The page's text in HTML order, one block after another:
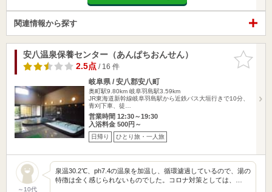
関連情報から探す
お気に入
りに追加
安八温泉保養センター（あんぱちおんせん）
2.5点/ 16 件
岐阜県 / 安八郡安八町
奥町駅9.80km 岐阜羽島駅3.59km
JR東海道新幹線岐阜羽島駅から近鉄バス大垣行きで10分、
青刈下車、徒…
営業時間 12:30～19:30
入浴料金 500円～
日帰り ひとり旅・一人旅
～10代
泉温30.2℃、ph7.4の温泉を加温し、循環濾過しているので、湯の
特徴は全く感じられないものでした。コロナ対策としては、…